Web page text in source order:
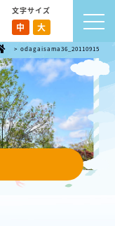
文字サイズ
中 大
> odagaisama36_20110915